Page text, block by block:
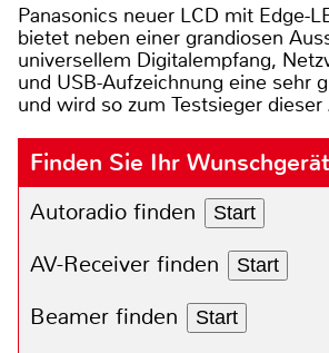
Panasonics neuer LCD mit Edge-
bietet neben einer grandiosen
universellem Digitalempfang,
und USB-Aufzeichnung eine sehr
und wird so zum Testsieger dieser
Finden Sie Ihr Wunschgerät
Autoradio finden Start
AV-Receiver finden Start
Beamer finden Start